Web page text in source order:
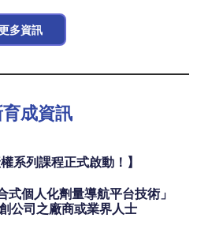
多資訊
成資訊
系列課程正式啟動！】
個人化劑量導航平台技術」
公司之廠商或業界人士